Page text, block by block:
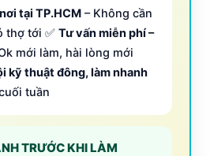
tại TP.HCM – Không cần
thợ tới ✅ Tư vấn miễn phí –
mới làm, hài lòng mới
kỹ thuật đông, làm nhanh
tuần
TRƯỚC KHI LÀM